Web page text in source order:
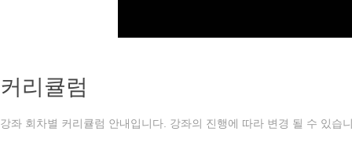
커리큘럼
강좌 회차별 커리큘럼 안내입니다. 강좌의 진행에 따라 변경 될 수 있습